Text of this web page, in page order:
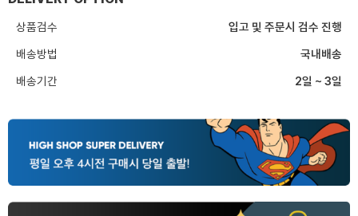
상품검수
입고 및 주문시 검수 진행
배송방법
국내배송
배송기간
2일 ~ 3일